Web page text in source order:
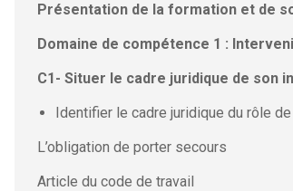
Présentation de la formation et de
Domaine de compétence 1 :
C1- Situer le cadre juridique de son
Identifier le cadre juridique du rôle de
L’obligation de porter secours
Article du code de travail